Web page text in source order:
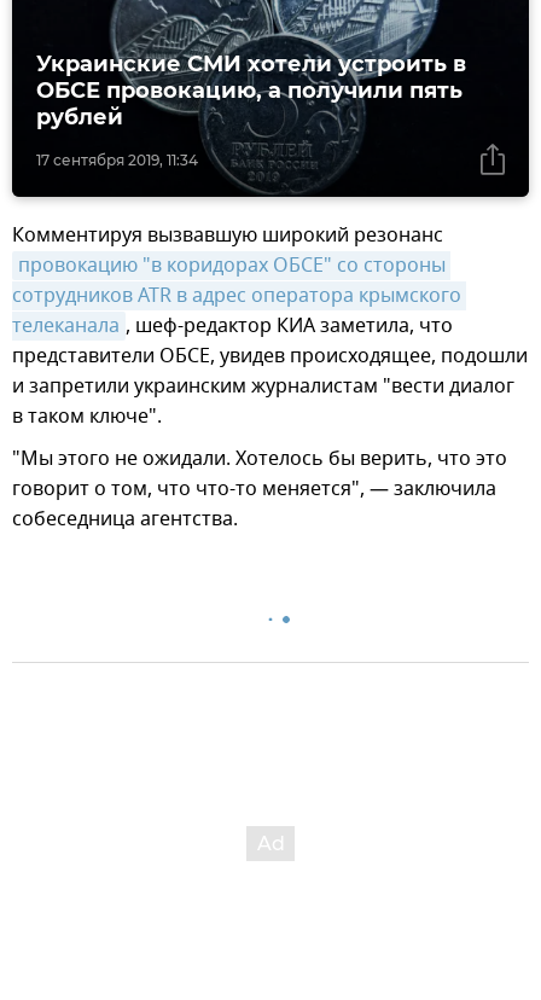
17 сентября 2019, 11:34
Украинские СМИ хотели устроить в
ОБСЕ провокацию, а получили пять
рублей
Комментируя вызвавшую широкий резонанс
провокацию "в коридорах ОБСЕ" со стороны
сотрудников ATR в адрес оператора крымского
телеканала , шеф-редактор КИА заметила, что
представители ОБСЕ, увидев происходящее, подошли
и запретили украинским журналистам "вести диалог
в таком ключе".
"Мы этого не ожидали. Хотелось бы верить, что это
говорит о том, что что-то меняется", — заключила
собеседница агентства.